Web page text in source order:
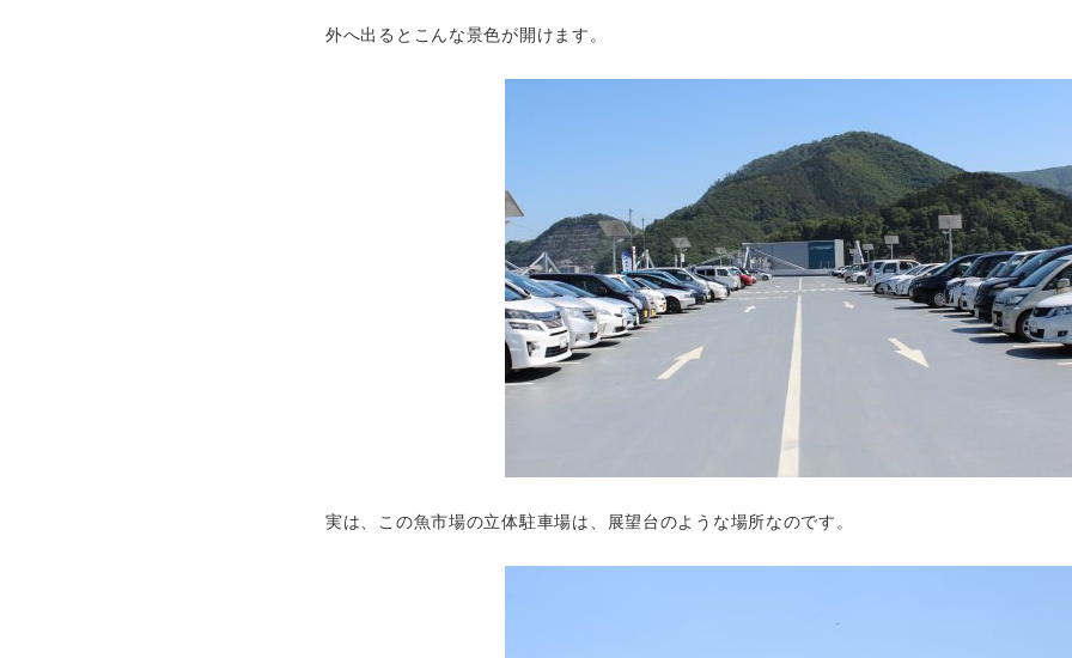
外へ出るとこんな景色が開けます。
実は、この魚市場の立体駐車場は、展望台のような場所なのです。